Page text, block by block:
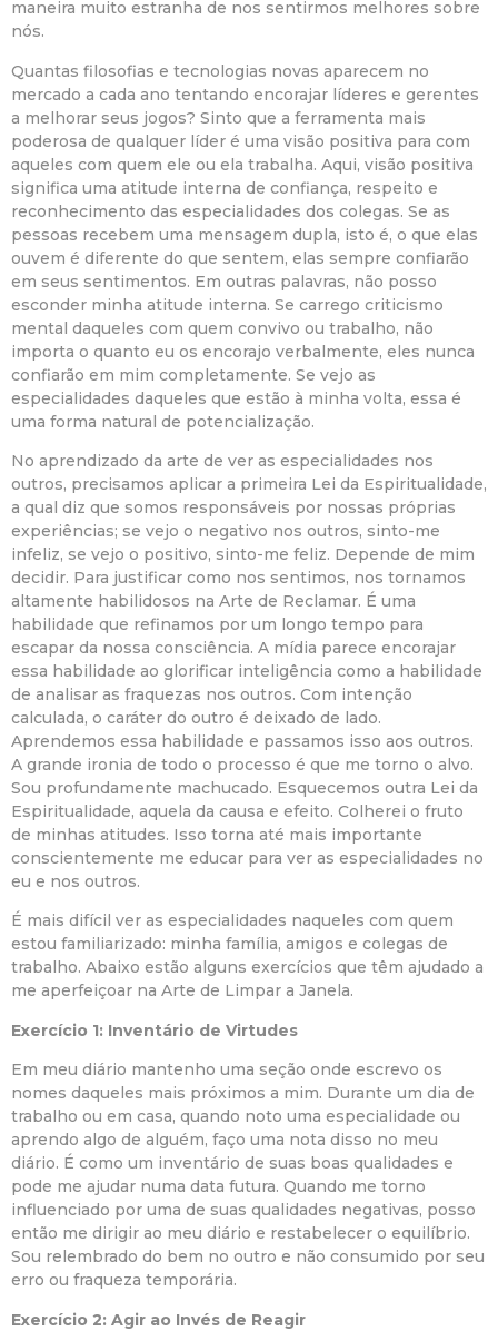
maneira muito estranha de nos sentirmos melhores sobre
nós.
Quantas filosofias e tecnologias novas aparecem no
mercado a cada ano tentando encorajar líderes e gerentes
a melhorar seus jogos? Sinto que a ferramenta mais
poderosa de qualquer líder é uma visão positiva para com
aqueles com quem ele ou ela trabalha. Aqui, visão positiva
significa uma atitude interna de confiança, respeito e
reconhecimento das especialidades dos colegas. Se as
pessoas recebem uma mensagem dupla, isto é, o que elas
ouvem é diferente do que sentem, elas sempre confiarão
em seus sentimentos. Em outras palavras, não posso
esconder minha atitude interna. Se carrego criticismo
mental daqueles com quem convivo ou trabalho, não
importa o quanto eu os encorajo verbalmente, eles nunca
confiarão em mim completamente. Se vejo as
especialidades daqueles que estão à minha volta, essa é
uma forma natural de potencialização.
No aprendizado da arte de ver as especialidades nos
outros, precisamos aplicar a primeira Lei da Espiritualidade,
a qual diz que somos responsáveis por nossas próprias
experiências; se vejo o negativo nos outros, sinto-me
infeliz, se vejo o positivo, sinto-me feliz. Depende de mim
decidir. Para justificar como nos sentimos, nos tornamos
altamente habilidosos na Arte de Reclamar. É uma
habilidade que refinamos por um longo tempo para
escapar da nossa consciência. A mídia parece encorajar
essa habilidade ao glorificar inteligência como a habilidade
de analisar as fraquezas nos outros. Com intenção
calculada, o caráter do outro é deixado de lado.
Aprendemos essa habilidade e passamos isso aos outros.
A grande ironia de todo o processo é que me torno o alvo.
Sou profundamente machucado. Esquecemos outra Lei da
Espiritualidade, aquela da causa e efeito. Colherei o fruto
de minhas atitudes. Isso torna até mais importante
conscientemente me educar para ver as especialidades no
eu e nos outros.
É mais difícil ver as especialidades naqueles com quem
estou familiarizado: minha família, amigos e colegas de
trabalho. Abaixo estão alguns exercícios que têm ajudado a
me aperfeiçoar na Arte de Limpar a Janela.
Exercício 1: Inventário de Virtudes
Em meu diário mantenho uma seção onde escrevo os
nomes daqueles mais próximos a mim. Durante um dia de
trabalho ou em casa, quando noto uma especialidade ou
aprendo algo de alguém, faço uma nota disso no meu
diário. É como um inventário de suas boas qualidades e
pode me ajudar numa data futura. Quando me torno
influenciado por uma de suas qualidades negativas, posso
então me dirigir ao meu diário e restabelecer o equilíbrio.
Sou relembrado do bem no outro e não consumido por seu
erro ou fraqueza temporária.
Exercício 2: Agir ao Invés de Reagir